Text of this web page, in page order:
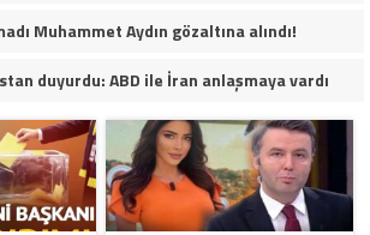
Muhammet Aydın gözaltına alındı!
duyurdu: ABD ile İran anlaşmaya vardı